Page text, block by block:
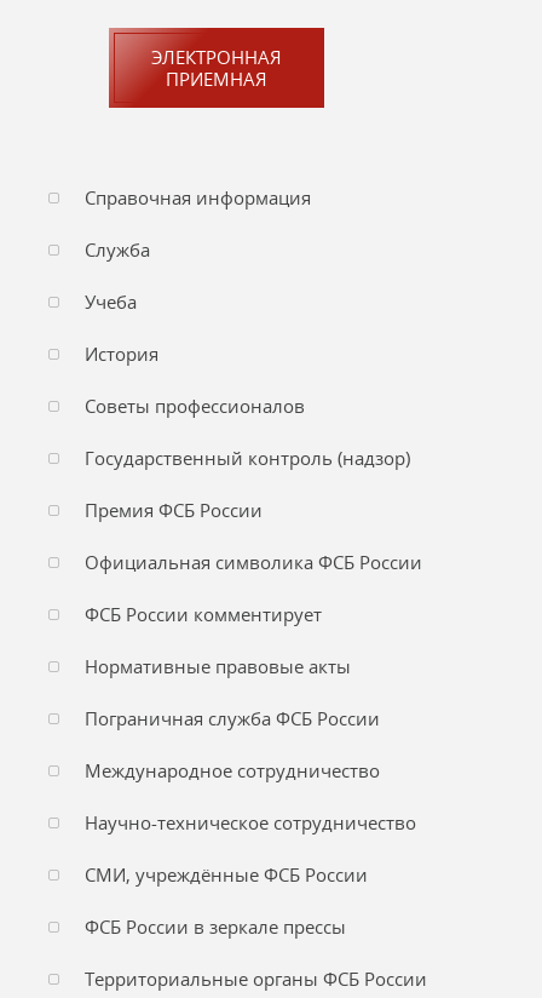
ЭЛЕКТРОННАЯ
ПРИЕМНАЯ
Справочная информация
Служба
Учеба
История
Советы профессионалов
Государственный контроль (надзор)
Премия ФСБ России
Официальная символика ФСБ России
ФСБ России комментирует
Нормативные правовые акты
Пограничная служба ФСБ России
Международное сотрудничество
Научно-техническое сотрудничество
СМИ, учреждённые ФСБ России
ФСБ России в зеркале прессы
Территориальные органы ФСБ России